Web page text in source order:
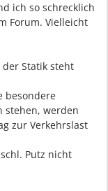
ich so schrecklich
Forum. Vielleicht
Statik steht
besondere
stehen, werden
zur Verkehrslast
Putz nicht